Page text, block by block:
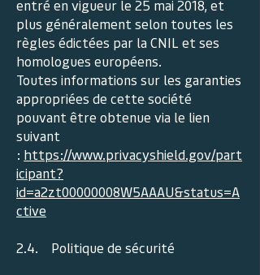
entré en vigueur le 25 mai 2018, et
plus généralement selon toutes les
règles édictées par la CNIL et ses
homologues européens.
Toutes informations sur les garanties
appropriées de cette société
pouvant être obtenue via le lien
suivant
: https://www.privacyshield.gov/part
icipant?
id=a2zt00000008W5AAAU&status=A
ctive
2.4. Politique de sécurité